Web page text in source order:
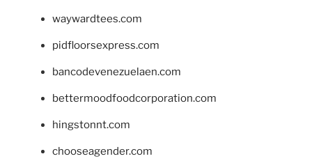
waywardtees.com
pidfloorsexpress.com
bancodevenezuelaen.com
bettermoodfoodcorporation.com
hingstonnt.com
chooseagender.com